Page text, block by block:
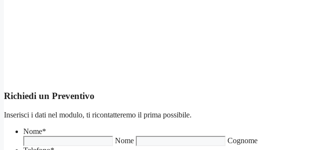
Richiedi un Preventivo
Inserisci i dati nel modulo, ti ricontatteremo il prima possibile.
Nome*
Nome
Cognome